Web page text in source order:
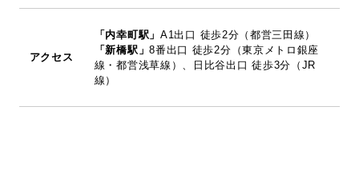
アクセス
「内幸町駅」 A1出口 徒歩2分（都営三田線）
「新橋駅」8番出口 徒歩2分（東京メトロ銀座
線・都営浅草線）、日比谷出口 徒歩3分（JR
線）